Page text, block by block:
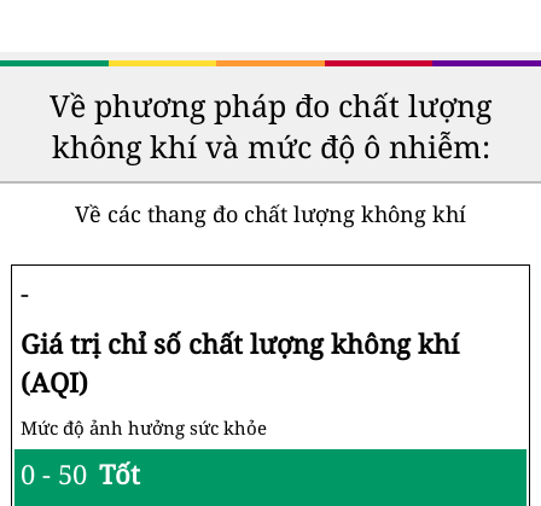
Về phương pháp đo chất lượng
không khí và mức độ ô nhiễm:
Về các thang đo chất lượng không khí
-
Giá trị chỉ số chất lượng không khí
(AQI)
Mức độ ảnh hưởng sức khỏe
0 - 50 Tốt